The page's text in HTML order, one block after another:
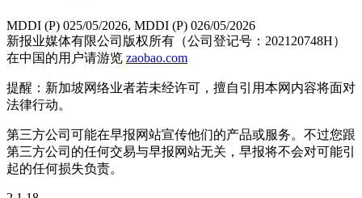
MDDI (P) 025/05/2026, MDDI (P) 026/05/2026
新报业媒体有限公司版权所有（公司登记号：202120748H）
在中国的用户请游览 zaobao.com
提醒：新加坡网络业者若未经许可，擅自引用本网内容将面对
法律行动。
第三方公司可能在早报网站宣传他们的产品或服务。不过您跟
第三方公司的任何交易与早报网站无关，早报将不会对可能引
起的任何损失负责。